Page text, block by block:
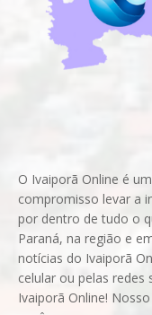
O Ivaiporã Online é
compromisso levar a
por dentro de tudo o
Paraná, na região e
notícias do Ivaiporã
celular ou pelas
Ivaiporã Online!